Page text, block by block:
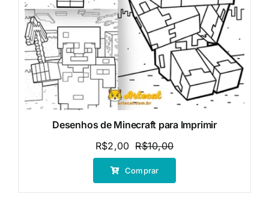
Desenhos de Minecraft para Imprimir
R$10,00O
preço
era:
R$2,00
O
preço
é:
Comprar